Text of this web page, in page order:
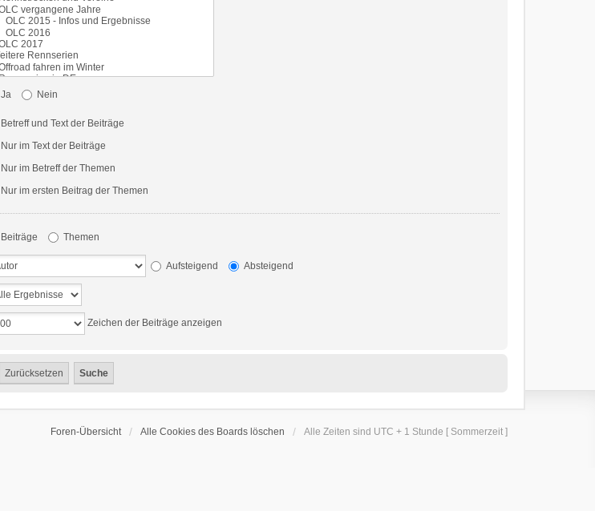
Ja Nein
Betreff und Text der Beiträge
Nur im Text der Beiträge
Nur im Betreff der Themen
Nur im ersten Beitrag der Themen
Beiträge Themen
Aufsteigend Absteigend
Zeichen der Beiträge anzeigen
Foren-Übersicht Alle Cookies des Boards löschen Alle Zeiten sind UTC + 1 Stunde [ Sommerzeit ]